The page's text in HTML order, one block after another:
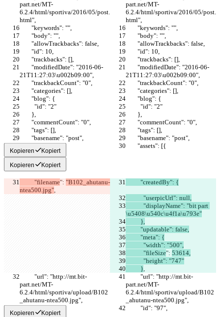
part.net/MT-
6.2.4/html/sportiva/2016/05/post.
html",
part.net/MT-
6.2.4/html/sportiva/2016/05/post.
html",
        "keywords": "",
        "keywords": "",
        "body": "",
        "body": "",
        "allowTrackbacks": false,
        "allowTrackbacks": false,
        "id": 10,
        "id": 10,
        "trackbacks": [],
        "trackbacks": [],
21T11:27:03\u002b09:00",
21T11:27:03\u002b09:00",
        "trackbackCount": "0",
        "trackbackCount": "0",
        "categories": [],
        "categories": [],
        "blog": {
        "blog": {
          "id": "2"
          "id": "2"
        },
        },
        "commentCount": "0",
        "commentCount": "0",
        "tags": [],
        "tags": [],
        "basename": "post",
        "basename": "post",
        "assets": [{
        "assets": [{
Kopieren Kopiert
Kopieren Kopiert
          "filename
": "B102_ahutanu-
ntea500.jpg",
          "createdBy": {
            "userpicUrl": null,
\u5408\u540c\u4f1a\u793e"
          },
          "updatable": false,
          "meta": {
            "width": "500",
            "fileSize
": 53614,
            "height": "747"
          }
,
part.net/MT-
6.2.4/html/sportiva/upload/B102
_ahutanu-ntea500.jpg",
part.net/MT-
6.2.4/html/sportiva/upload/B102
_ahutanu-ntea500.jpg",
          "id": "97",
          "id": "97",
Kopieren Kopiert